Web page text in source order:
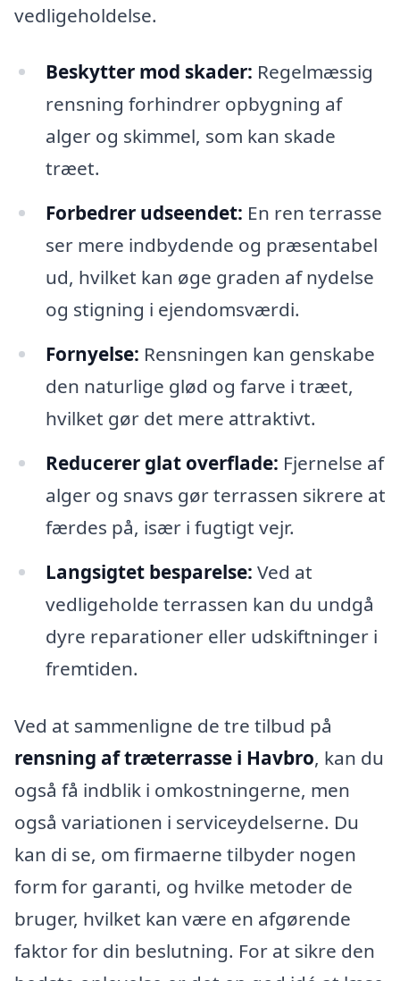
vedligeholdelse.
Beskytter mod skader: Regelmæssig
rensning forhindrer opbygning af
alger og skimmel, som kan skade
træet.
Forbedrer udseendet: En ren terrasse
ser mere indbydende og præsentabel
ud, hvilket kan øge graden af nydelse
og stigning i ejendomsværdi.
Fornyelse: Rensningen kan genskabe
den naturlige glød og farve i træet,
hvilket gør det mere attraktivt.
Reducerer glat overflade: Fjernelse af
alger og snavs gør terrassen sikrere at
færdes på, især i fugtigt vejr.
Langsigtet besparelse: Ved at
vedligeholde terrassen kan du undgå
dyre reparationer eller udskiftninger i
fremtiden.
Ved at sammenligne de tre tilbud på
rensning af træterrasse i Havbro, kan du
også få indblik i omkostningerne, men
også variationen i serviceydelserne. Du
kan di se, om firmaerne tilbyder nogen
form for garanti, og hvilke metoder de
bruger, hvilket kan være en afgørende
faktor for din beslutning. For at sikre den